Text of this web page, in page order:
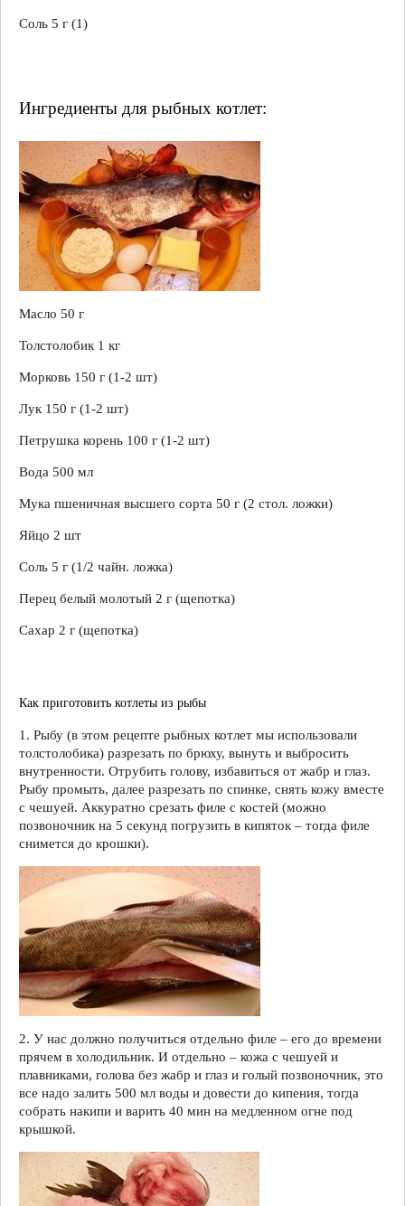
Соль 5 г (1)
Ингредиенты для рыбных котлет:
Масло 50 г
Толстолобик 1 кг
Морковь 150 г (1-2 шт)
Лук 150 г (1-2 шт)
Петрушка корень 100 г (1-2 шт)
Вода 500 мл
Мука пшеничная высшего сорта 50 г (2 стол. ложки)
Яйцо 2 шт
Соль 5 г (1/2 чайн. ложка)
Перец белый молотый 2 г (щепотка)
Сахар 2 г (щепотка)
Как приготовить котлеты из рыбы
1. Рыбу (в этом рецепте рыбных котлет мы использовали
толстолобика) разрезать по брюху, вынуть и выбросить
внутренности. Отрубить голову, избавиться от жабр и глаз.
Рыбу промыть, далее разрезать по спинке, снять кожу вместе
с чешуей. Аккуратно срезать филе с костей (можно
позвоночник на 5 секунд погрузить в кипяток – тогда филе
снимется до крошки).
2. У нас должно получиться отдельно филе – его до времени
прячем в холодильник. И отдельно – кожа с чешуей и
плавниками, голова без жабр и глаз и голый позвоночник, это
все надо залить 500 мл воды и довести до кипения, тогда
собрать накипи и варить 40 мин на медленном огне под
крышкой.